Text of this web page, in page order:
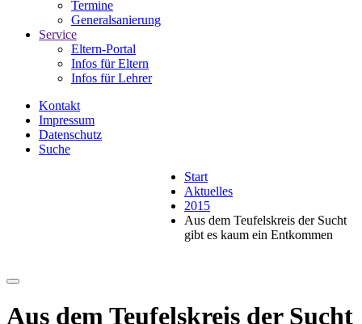
Termine
Generalsanierung
Service
Eltern-Portal
Infos für Eltern
Infos für Lehrer
Kontakt
Impressum
Datenschutz
Suche
Start
Aktuelles
2015
Aus dem Teufelskreis der Sucht
gibt es kaum ein Entkommen
Aus dem Teufelskreis der Sucht